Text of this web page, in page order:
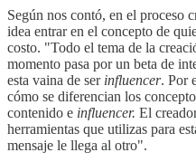
Según nos contó, en el proceso
idea entrar en el concepto de
costo. "Todo el tema de la
momento pasa por un beta de
esta vaina de ser influencer. Por
cómo se diferencian los
contenido e influencer. El
herramientas que utilizas para
mensaje le llega al otro".